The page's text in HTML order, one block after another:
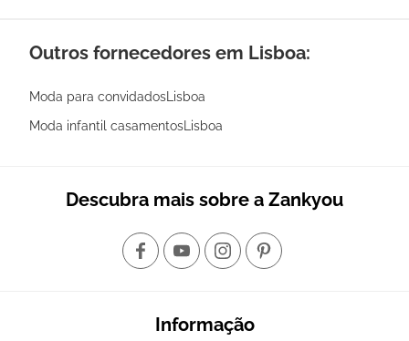
Outros fornecedores em Lisboa:
Moda para convidadosLisboa
Moda infantil casamentosLisboa
Descubra mais sobre a Zankyou
Informação